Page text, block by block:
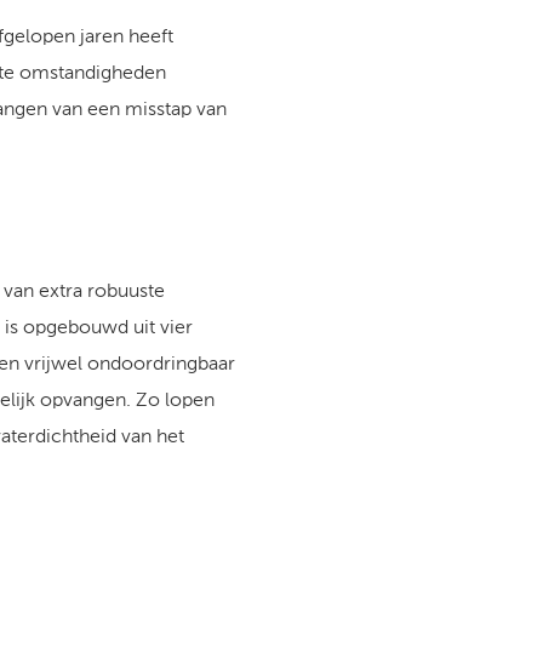
jaren heeft
omstandigheden
van een misstap van
extra robuuste
is opgebouwd uit vier
vrijwel ondoordringbaar
opvangen. Zo lopen
van het